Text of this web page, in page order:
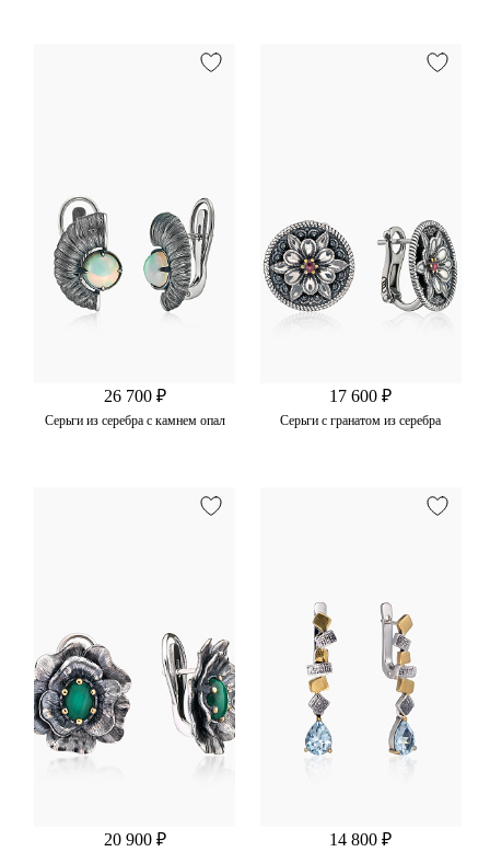
26 700 ₽
Серьги из серебра с камнем опал
17 600 ₽
Серьги с гранатом из серебра
20 900 ₽ 14 800 ₽